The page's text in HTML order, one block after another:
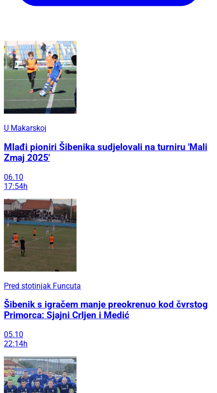
U Makarskoj
Mlađi pioniri Šibenika sudjelovali na turniru 'Mali
Zmaj 2025'
06.10
17:54h
Pred stotinjak Funcuta
Šibenik s igračem manje preokrenuo kod čvrstog
Primorca: Sjajni Crljen i Medić
05.10
22:14h